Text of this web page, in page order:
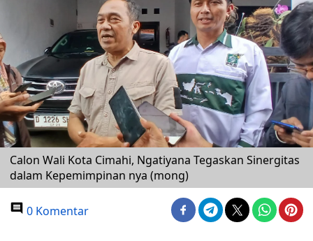
Calon Wali Kota Cimahi, Ngatiyana Tegaskan Sinergitas
dalam Kepemimpinan nya (mong)
0 Komentar